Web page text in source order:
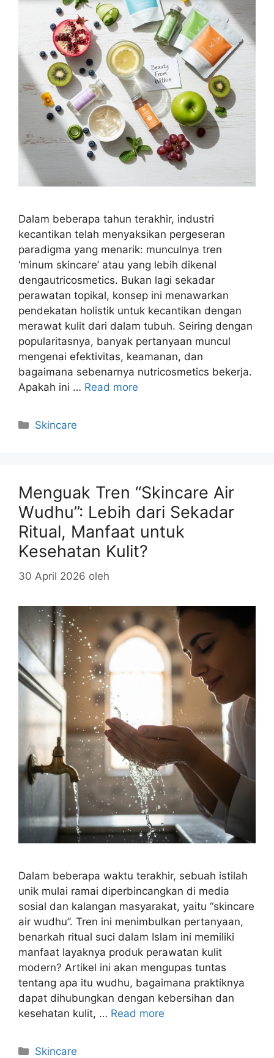
Dalam beberapa tahun terakhir, industri
kecantikan telah menyaksikan pergeseran
paradigma yang menarik: munculnya tren
‘minum skincare’ atau yang lebih dikenal
dengautricosmetics. Bukan lagi sekadar
perawatan topikal, konsep ini menawarkan
pendekatan holistik untuk kecantikan dengan
merawat kulit dari dalam tubuh. Seiring dengan
popularitasnya, banyak pertanyaan muncul
mengenai efektivitas, keamanan, dan
bagaimana sebenarnya nutricosmetics bekerja.
Apakah ini … Read more
Kategori
Skincare
Menguak Tren “Skincare Air
Wudhu”: Lebih dari Sekadar
Ritual, Manfaat untuk
Kesehatan Kulit?
30 April 2026 oleh
Dalam beberapa waktu terakhir, sebuah istilah
unik mulai ramai diperbincangkan di media
sosial dan kalangan masyarakat, yaitu “skincare
air wudhu”. Tren ini menimbulkan pertanyaan,
benarkah ritual suci dalam Islam ini memiliki
manfaat layaknya produk perawatan kulit
modern? Artikel ini akan mengupas tuntas
tentang apa itu wudhu, bagaimana praktiknya
dapat dihubungkan dengan kebersihan dan
kesehatan kulit, … Read more
Kategori
Skincare